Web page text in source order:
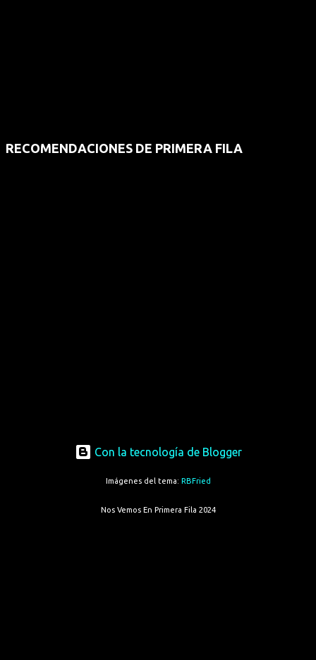
RECOMENDACIONES DE PRIMERA FILA
Con la tecnología de Blogger
Imágenes del tema: RBFried
Nos Vemos En Primera Fila 2024